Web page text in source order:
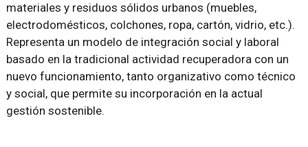
materiales y residuos sólidos urbanos (muebles,
electrodomésticos, colchones, ropa, cartón, vidrio, etc.).
Representa un modelo de integración social y laboral
basado en la tradicional actividad recuperadora con un
nuevo funcionamiento, tanto organizativo como técnico
y social, que permite su incorporación en la actual
gestión sostenible.